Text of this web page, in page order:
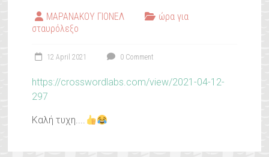
ΜΑΡΑΝΑΚΟΥ ΓΙΟΝΕΛ
ώρα για
σταυρόλεξο
12 April 2021 0 Comment
https://crosswordlabs.com/view/2021-04-12-
297
Καλή τυχη....